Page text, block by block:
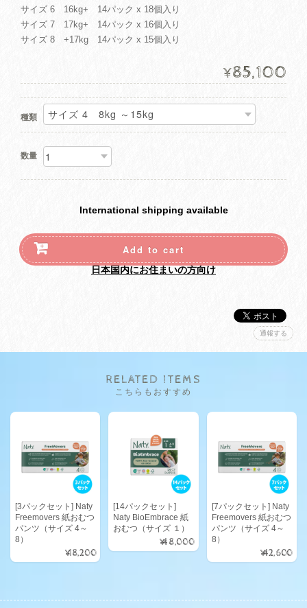
サイズ 6 16kg+ 14パック x 18個入り
サイズ 7 17kg+ 14パック x 16個入り
サイズ 8 +17kg 14パック x 15個入り
¥85,100
種類
数量
International shipping available
Add to cart
日本国内にお住まいの方向け
通報する
RELATED ITEMS
こちらもおすすめ
[3パックセット] Naty
Freemovers 紙おむつ
パンツ（サイズ 4～
8）
¥18,200
[14パックセット]
Naty BioEmbrace 紙
おむつ（サイズ １）
¥48,000
[7パックセット] Naty
Freemovers 紙おむつ
パンツ（サイズ 4～
8）
¥42,600